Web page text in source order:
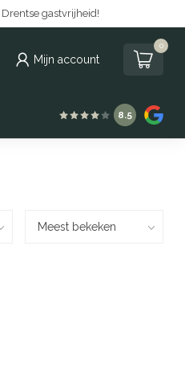
gastvrijheid!
Mijn account
0
8.5